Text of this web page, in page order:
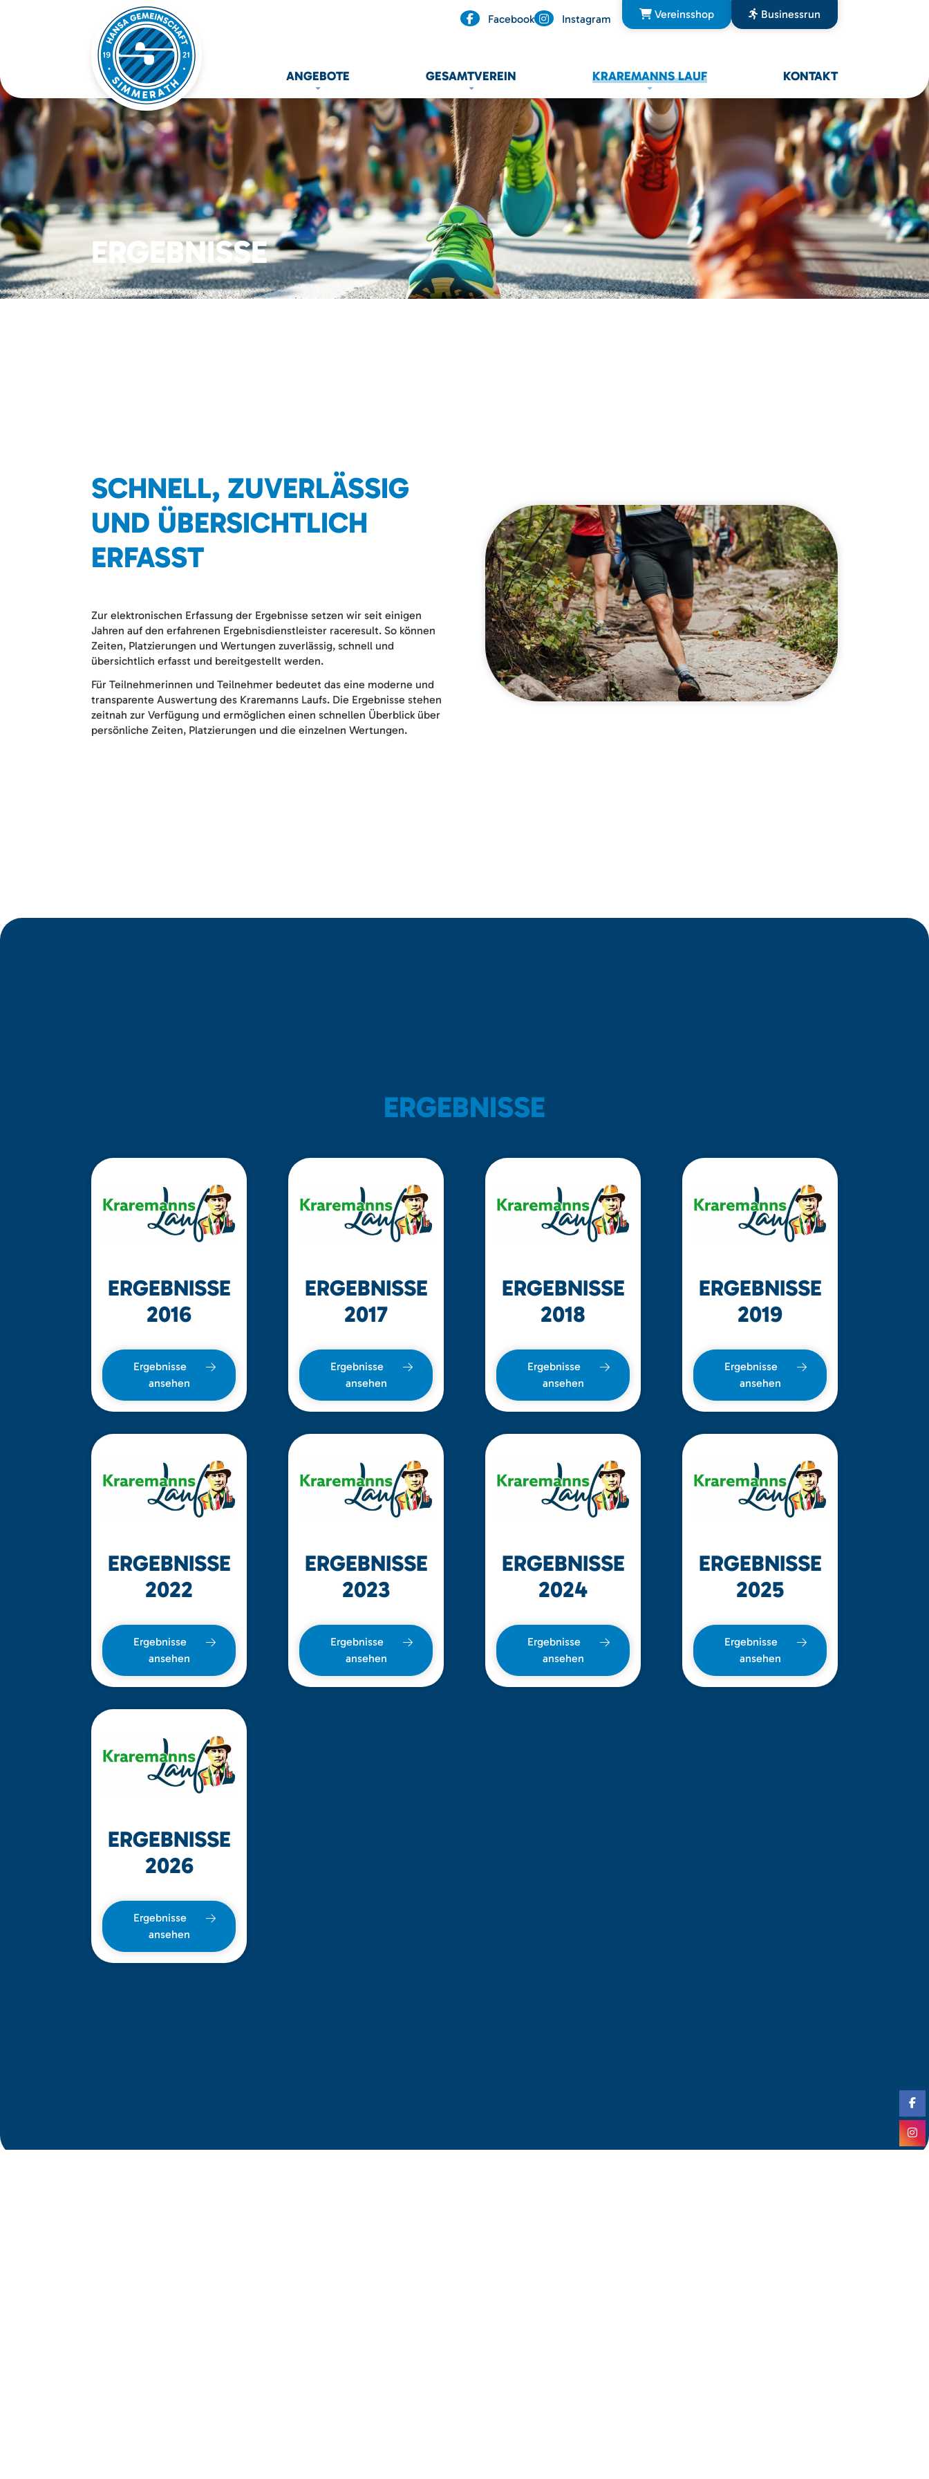
Facebook Instagram Vereinsshop Businessrun
ANGEBOTE GESAMTVEREIN KRAREMANNS LAUF KONTAKT
ERGEBNISSE
SCHNELL, ZUVERLÄSSIG
UND ÜBERSICHTLICH
ERFASST
Zur elektronischen Erfassung der Ergebnisse setzen wir seit einigen
Jahren auf den erfahrenen Ergebnisdienstleister raceresult. So können
Zeiten, Platzierungen und Wertungen zuverlässig, schnell und
übersichtlich erfasst und bereitgestellt werden.
Für Teilnehmerinnen und Teilnehmer bedeutet das eine moderne und
transparente Auswertung des Kraremanns Laufs. Die Ergebnisse stehen
zeitnah zur Verfügung und ermöglichen einen schnellen Überblick über
persönliche Zeiten, Platzierungen und die einzelnen Wertungen.
ERGEBNISSE
ERGEBNISSE
2016
Ergebnisse
ansehen
ERGEBNISSE
2017
Ergebnisse
ansehen
ERGEBNISSE
2018
Ergebnisse
ansehen
ERGEBNISSE
2019
Ergebnisse
ansehen
ERGEBNISSE
2022
Ergebnisse
ansehen
ERGEBNISSE
2023
Ergebnisse
ansehen
ERGEBNISSE
2024
Ergebnisse
ansehen
ERGEBNISSE
2025
Ergebnisse
ansehen
ERGEBNISSE
2026
Ergebnisse
ansehen